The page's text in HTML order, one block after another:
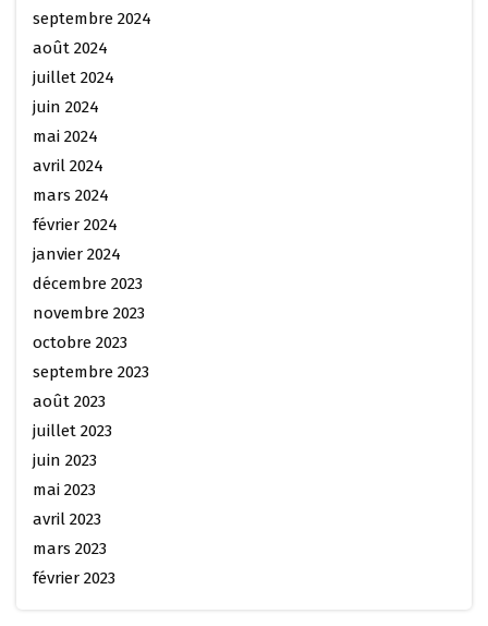
septembre 2024
août 2024
juillet 2024
juin 2024
mai 2024
avril 2024
mars 2024
février 2024
janvier 2024
décembre 2023
novembre 2023
octobre 2023
septembre 2023
août 2023
juillet 2023
juin 2023
mai 2023
avril 2023
mars 2023
février 2023